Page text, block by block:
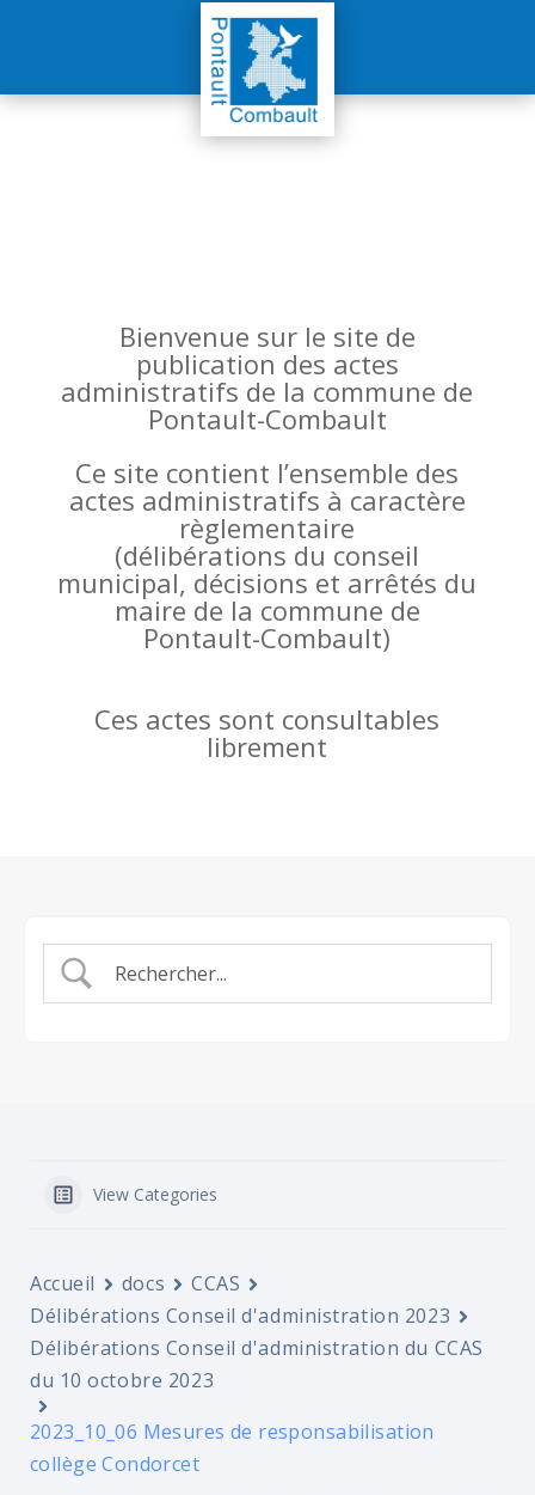
Bienvenue sur le site de
publication des actes
administratifs de la commune de
Pontault-Combault
Ce site contient l’ensemble des
actes administratifs à caractère
règlementaire
(délibérations du conseil
municipal, décisions et arrêtés du
maire de la commune de
Pontault-Combault)
Ces actes sont consultables
librement
View Categories
Accueil docs
CCAS
Délibérations Conseil d'administration 2023
Délibérations Conseil d'administration du CCAS
du 10 octobre 2023
2023_10_06 Mesures de responsabilisation
collège Condorcet